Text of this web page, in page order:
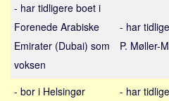
Alle
Aspekter
Køb og salg
Økonomi
- har tidligere boet i
Forenede Arabiske
Emirater (Dubai) som
voksen
- har
P. Møller-
- bor i Helsingør
- har